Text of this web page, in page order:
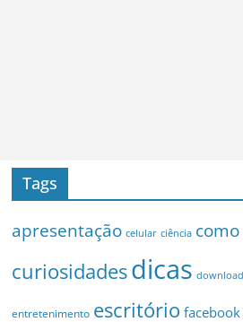
Tags
apresentação celular ciência como
curiosidadesdicas download
entretenimento escritório facebook